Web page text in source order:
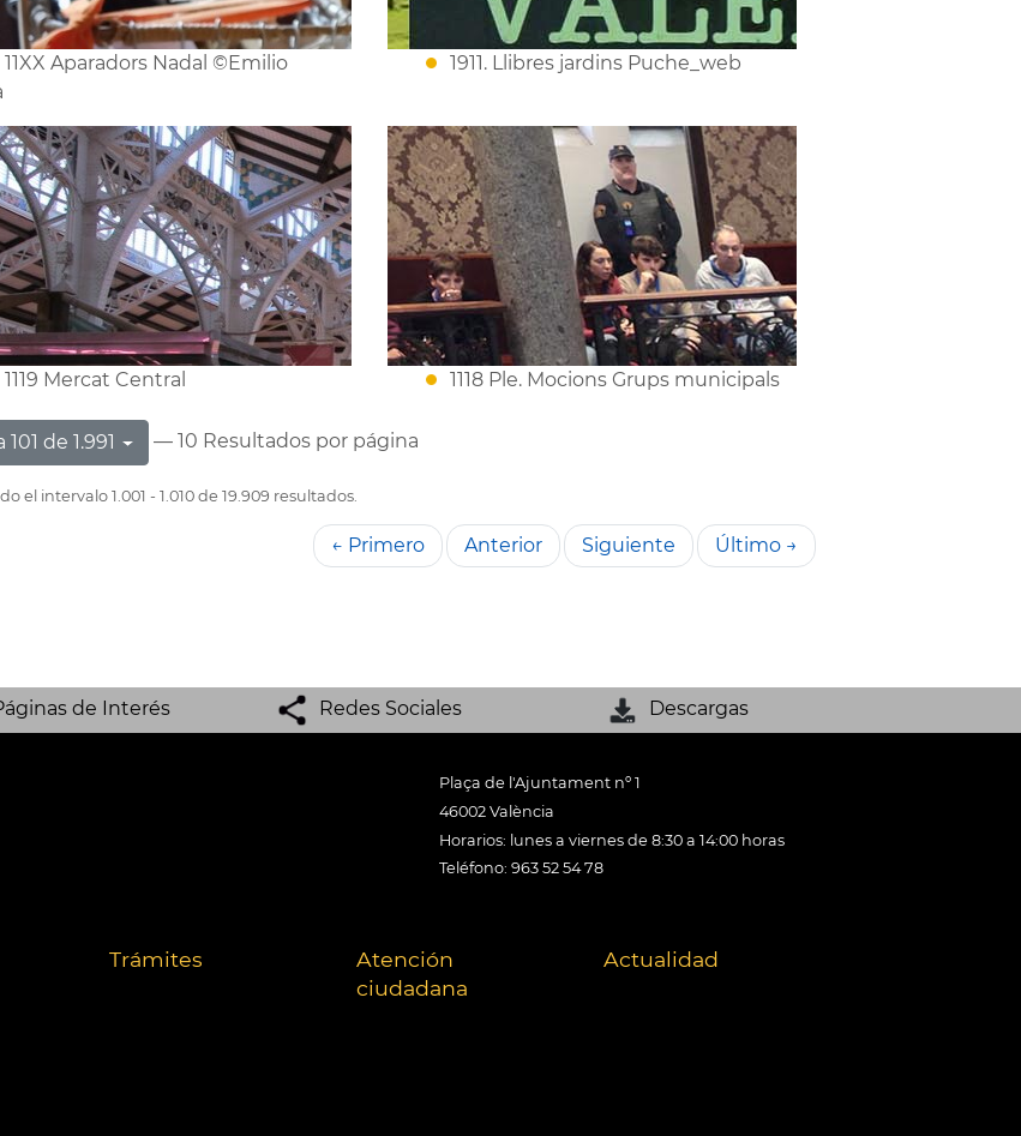
11XX Aparadors Nadal ©Emilio
1911. Llibres jardins Puche_web
1119 Mercat Central 1118 Ple. Mocions Grups municipals
de 1.991 — 10 Resultados por página
el intervalo 1.001 - 1.010 de 19.909 resultados.
← Primero Anterior Siguiente Último →
de Interés Redes Sociales Descargas
Plaça de l'Ajuntament nº 1
46002 València
Horarios: lunes a viernes de 8:30 a 14:00 horas
Teléfono: 963 52 54 78
Trámites
Atención
ciudadana
Actualidad